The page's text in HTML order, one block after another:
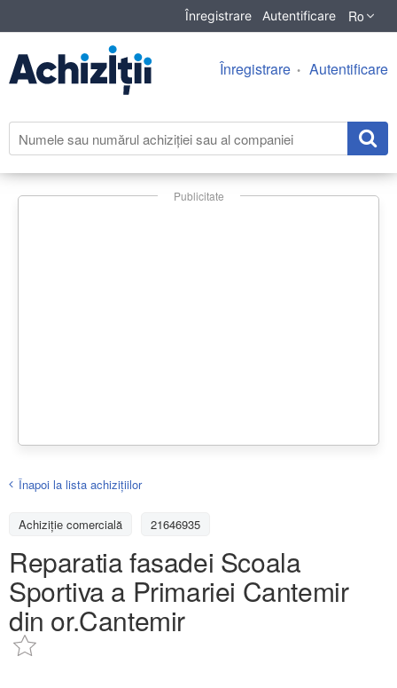
Înregistrare Autentificare Ro
Înregistrare Autentificare
Publicitate
Înapoi la lista achiziţiilor
Achizițiе comercială 21646935
Reparatia fasadei Scoala
Sportiva a Primariei Cantemir
din or.Cantemir